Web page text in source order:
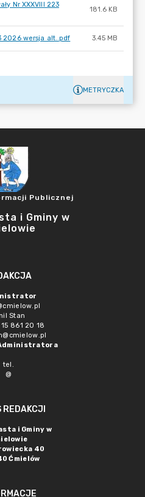
Nr XXXVIII 223
181.6 KB
2026 wersja alt..pdf 3.45 MB
METRYCZKA
Publicznej
i Gminy w
Stan
861 20 18
tel.
@
REDAKCJI
i Gminy w
40
Ćmielów